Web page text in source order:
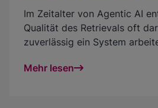
Im Zeitalter von Agentic AI
Qualität des Retrievals oft
zuverlässig ein System
Retrieval mit Late Interaction
Mehr lesen